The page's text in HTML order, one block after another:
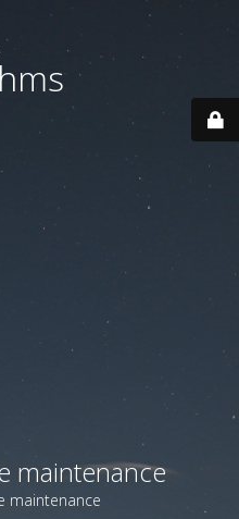
maintenance
maintenance